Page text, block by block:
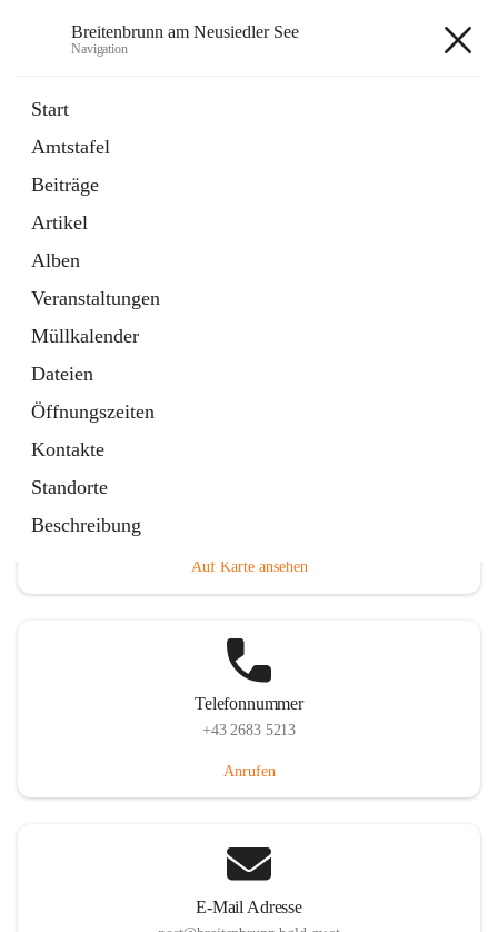
Breitenbrunn am Neusiedler See
Navigation
Start
Amtstafel
Beiträge
Artikel
Alben
Veranstaltungen
Müllkalender
Dateien
Öffnungszeiten
Kontakte
Standorte
Beschreibung
18 Schnellzugriffe
Gemeindeservice
Auf Karte ansehen
Telefonnummer
+43 2683 5213
Anrufen
E-Mail Adresse